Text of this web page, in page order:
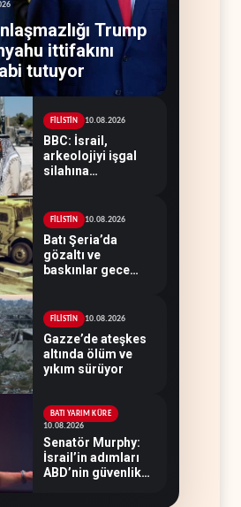
Trump
ittifakını
tutuyor
FİLİSTİN 10.08.2026
BBC: İsrail,
arkeolojiyi işgal
silahına
FİLİSTİN 10.08.2026
Batı Şeria’da
gözaltı ve
baskınlar gece
FİLİSTİN 10.08.2026
Gazze’de ateşkes
altında ölüm ve
yıkım sürüyor
BATI YARIM KÜRE
10.08.2026
Senatör Murphy:
İsrail’in adımları
ABD’nin güvenlik